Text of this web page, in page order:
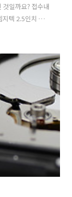
일까요? 접수내
텍 2.5인치 외장
: 사진, 영상 손
확인.☞ 부트섹터
의 발생은 거의
획득- 데이터
이사항: 대부분
교체해..